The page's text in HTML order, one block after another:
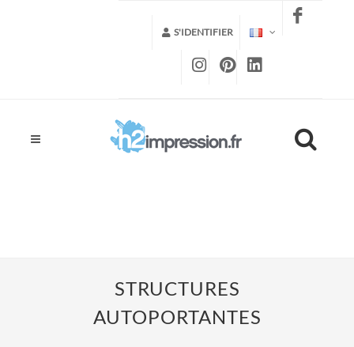
S'IDENTIFIER
STRUCTURES
AUTOPORTANTES